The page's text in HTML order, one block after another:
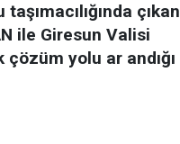
çıkan
ile Giresun Valisi
yolu ar andığı